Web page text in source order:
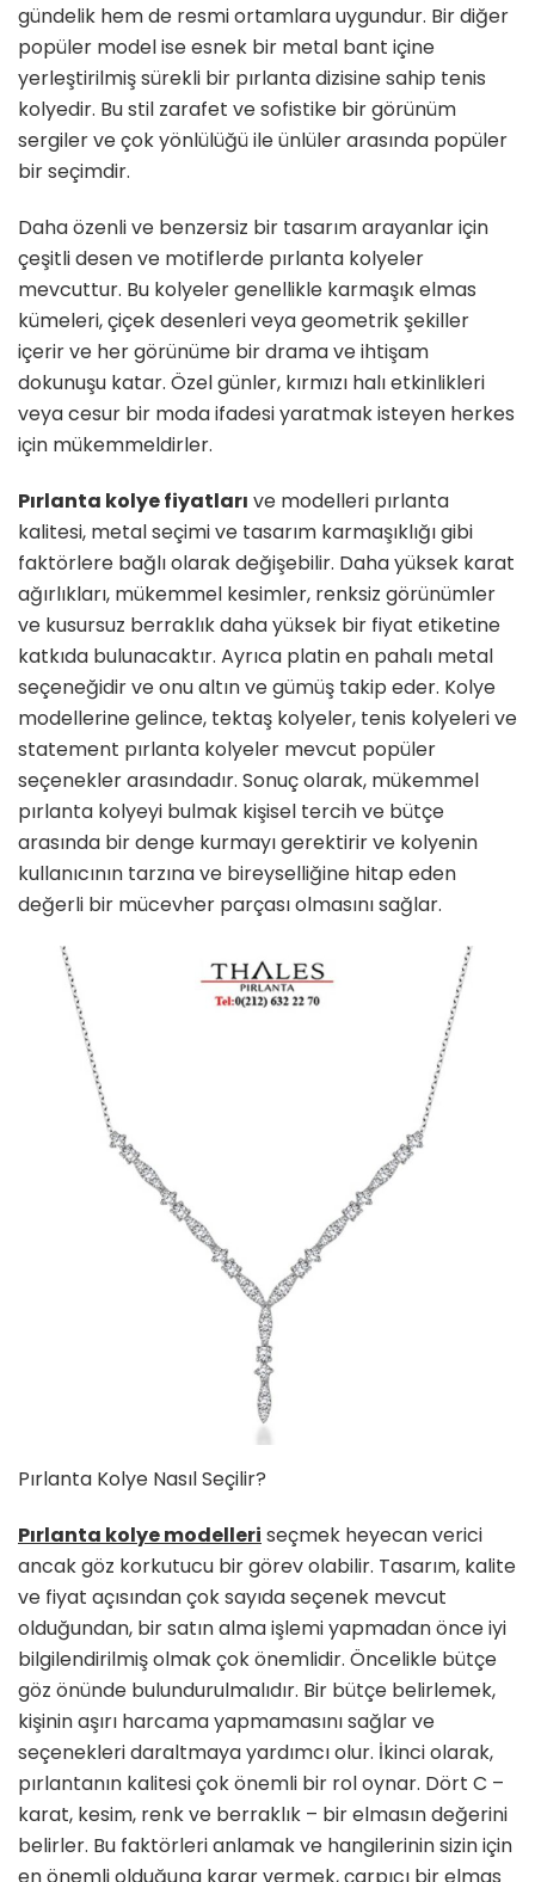
gündelik hem de resmi ortamlara uygundur. Bir diğer
popüler model ise esnek bir metal bant içine
yerleştirilmiş sürekli bir pırlanta dizisine sahip tenis
kolyedir. Bu stil zarafet ve sofistike bir görünüm
sergiler ve çok yönlülüğü ile ünlüler arasında popüler
bir seçimdir.
Daha özenli ve benzersiz bir tasarım arayanlar için
çeşitli desen ve motiflerde pırlanta kolyeler
mevcuttur. Bu kolyeler genellikle karmaşık elmas
kümeleri, çiçek desenleri veya geometrik şekiller
içerir ve her görünüme bir drama ve ihtişam
dokunuşu katar. Özel günler, kırmızı halı etkinlikleri
veya cesur bir moda ifadesi yaratmak isteyen herkes
için mükemmeldirler.
Pırlanta kolye fiyatları ve modelleri pırlanta
kalitesi, metal seçimi ve tasarım karmaşıklığı gibi
faktörlere bağlı olarak değişebilir. Daha yüksek karat
ağırlıkları, mükemmel kesimler, renksiz görünümler
ve kusursuz berraklık daha yüksek bir fiyat etiketine
katkıda bulunacaktır. Ayrıca platin en pahalı metal
seçeneğidir ve onu altın ve gümüş takip eder. Kolye
modellerine gelince, tektaş kolyeler, tenis kolyeleri ve
statement pırlanta kolyeler mevcut popüler
seçenekler arasındadır. Sonuç olarak, mükemmel
pırlanta kolyeyi bulmak kişisel tercih ve bütçe
arasında bir denge kurmayı gerektirir ve kolyenin
kullanıcının tarzına ve bireyselliğine hitap eden
değerli bir mücevher parçası olmasını sağlar.
Pırlanta Kolye Nasıl Seçilir?
Pırlanta kolye modelleri seçmek heyecan verici
ancak göz korkutucu bir görev olabilir. Tasarım, kalite
ve fiyat açısından çok sayıda seçenek mevcut
olduğundan, bir satın alma işlemi yapmadan önce iyi
bilgilendirilmiş olmak çok önemlidir. Öncelikle bütçe
göz önünde bulundurulmalıdır. Bir bütçe belirlemek,
kişinin aşırı harcama yapmamasını sağlar ve
seçenekleri daraltmaya yardımcı olur. İkinci olarak,
pırlantanın kalitesi çok önemli bir rol oynar. Dört C –
karat, kesim, renk ve berraklık – bir elmasın değerini
belirler. Bu faktörleri anlamak ve hangilerinin sizin için